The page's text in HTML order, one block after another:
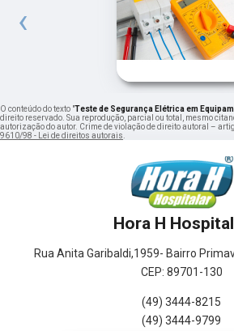
‹
O conteúdo do texto "Teste de Segurança Elétrica em
direito reservado. Sua reprodução, parcial ou total, mesmo
autorização do autor. Crime de violação de direito autoral –
9610/98 - Lei de direitos autorais
Hora H
Rua Anita Garibaldi,1959- Bairro
CEP: 89701-130
(49) 3444-8215
(49) 3444-9799